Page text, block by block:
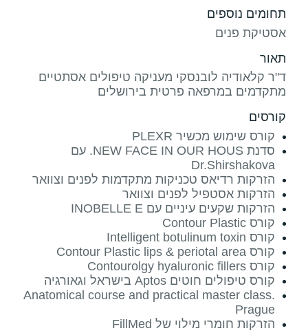
תחומים נוספים
אסטיקת פנים
תאור
ד"ר קלאודיה לובנסקי מעניקה טיפולים אסתטיים
מתקדמים במרפאה פרטית בירושלים
קורסים
קורס שימוש מכשיר PLEXR
סדנת NEW FACE IN OUR HOUS. עם
Dr.Shirshakova
הזרקות רדיאס טכניקות מתקדמות לפנים וצוואר
הזרקות אסטפיל לפנים וצוואר
הזרקות שקעים עיניים עם INOBELLE E
קורס Contour Plastic
קורס Intelligent botulinum toxin
קורס Contour Plastic lips & periotal area
קורס Contourolgy hyaluronic fillers
קורס טיפולים חוטים Aptos בישראל וגאורגיה
Anatomical course and practical master class.
Prague
הזרקות חומרי מילוי של FillMed